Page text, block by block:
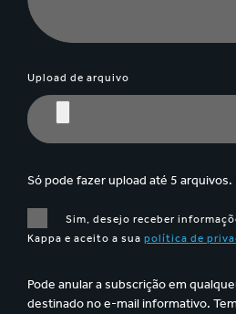
Upload de arquivo
Só pode fazer upload até 5
Sim, desejo receber
Kappa e aceito a sua política de
Pode anular a subscrição em
destinado no e-mail informativo.